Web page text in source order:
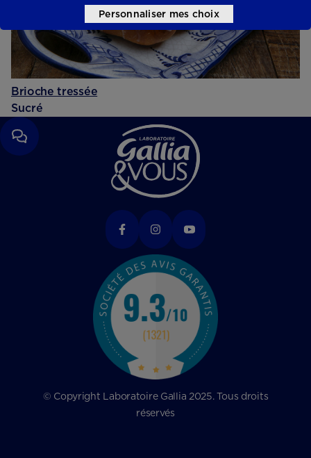
Brioche tressée
Sucré
© Copyright Laboratoire Gallia 2025. Tous droits
réservés
Personnaliser mes choix